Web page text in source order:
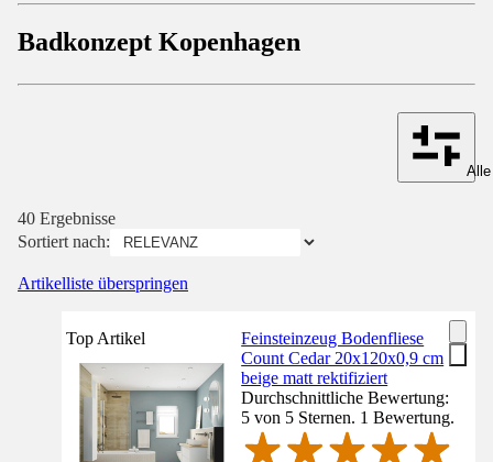
Badkonzept Kopenhagen
40 Ergebnisse
Sortiert nach:
Artikelliste überspringen
Top Artikel
Feinsteinzeug Bodenfliese
Count Cedar 20x120x0,9 cm
beige matt rektifiziert
Durchschnittliche Bewertung:
5 von 5 Sternen. 1 Bewertung.